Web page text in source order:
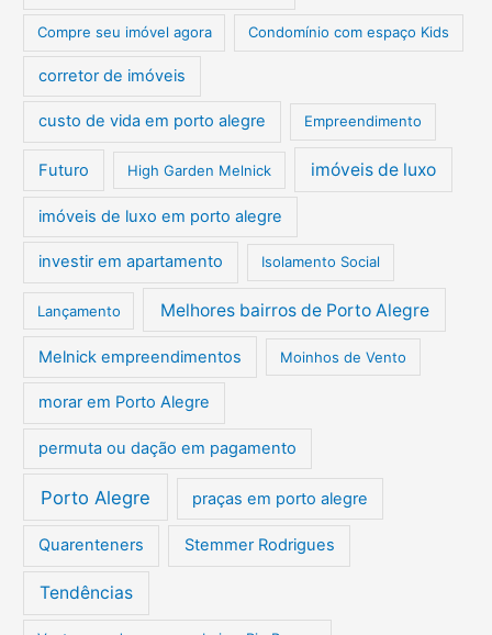
Compre seu imóvel agora Condomínio com espaço Kids
corretor de imóveis
custo de vida em porto alegre Empreendimento
Futuro High Garden Melnick imóveis de luxo
imóveis de luxo em porto alegre
investir em apartamento Isolamento Social
Lançamento Melhores bairros de Porto Alegre
Melnick empreendimentos Moinhos de Vento
morar em Porto Alegre
permuta ou dação em pagamento
Porto Alegre praças em porto alegre
Quarenteners Stemmer Rodrigues
Tendências